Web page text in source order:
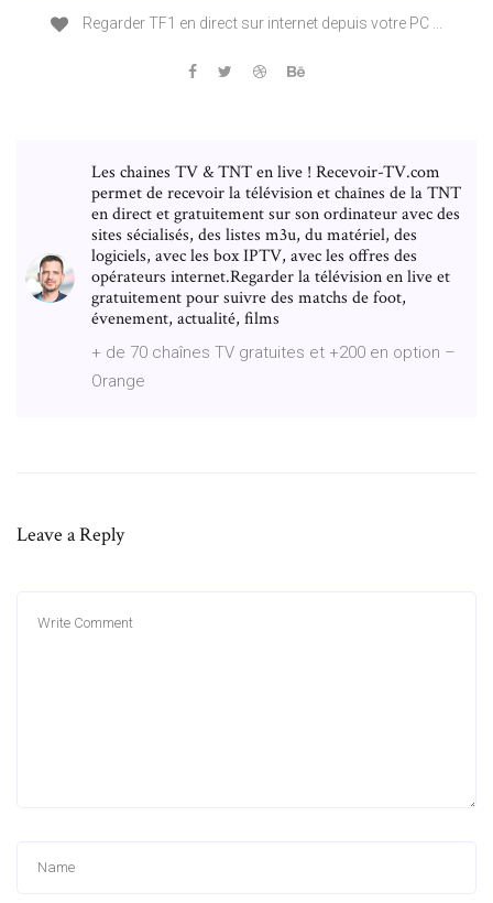
Regarder TF1 en direct sur internet depuis votre PC ...
Les chaines TV & TNT en live ! Recevoir-TV.com
permet de recevoir la télévision et chaînes de la TNT
en direct et gratuitement sur son ordinateur avec des
sites sécialisés, des listes m3u, du matériel, des
logiciels, avec les box IPTV, avec les offres des
opérateurs internet.Regarder la télévision en live et
gratuitement pour suivre des matchs de foot,
évenement, actualité, films
+ de 70 chaînes TV gratuites et +200 en option –
Orange
Leave a Reply